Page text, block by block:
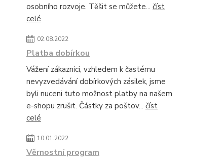
osobního rozvoje. Těšit se můžete... číst
celé
02.08.2022
Platba dobírkou
Vážení zákazníci, vzhledem k častému
nevyzvedávání dobírkových zásilek, jsme
byli nuceni tuto možnost platby na našem
e-shopu zrušit. Částky za poštov... číst
celé
10.01.2022
Věrnostní program